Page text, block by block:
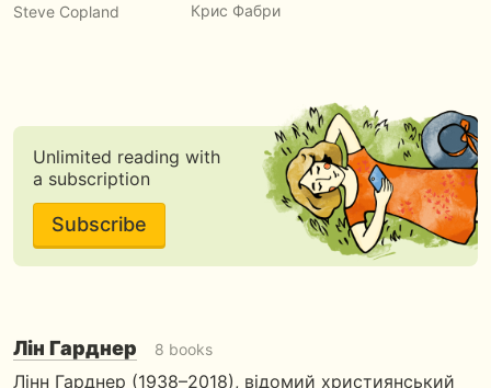
Steve Copland
Крис Фабри
Unlimited reading with
a subscription
Subscribe
Лін Гарднер 8 books
Лінн Гарднер (1938–2018), відомий християнський